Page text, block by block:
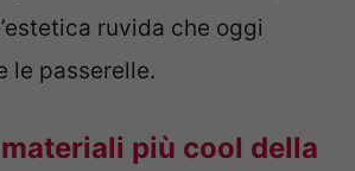
ruvida che oggi
le passerelle.
più cool della